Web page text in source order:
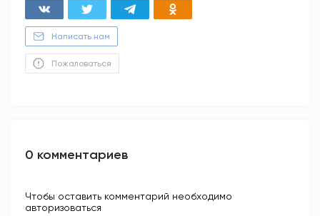
Написать нам
Пожаловаться
0 комментариев
Чтобы оставить комментарий необходимо
авторизоваться